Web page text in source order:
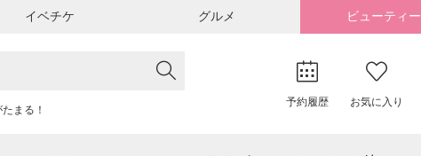
イベチケ グルメ ビューティー
まる！
予約履歴 お気に入り